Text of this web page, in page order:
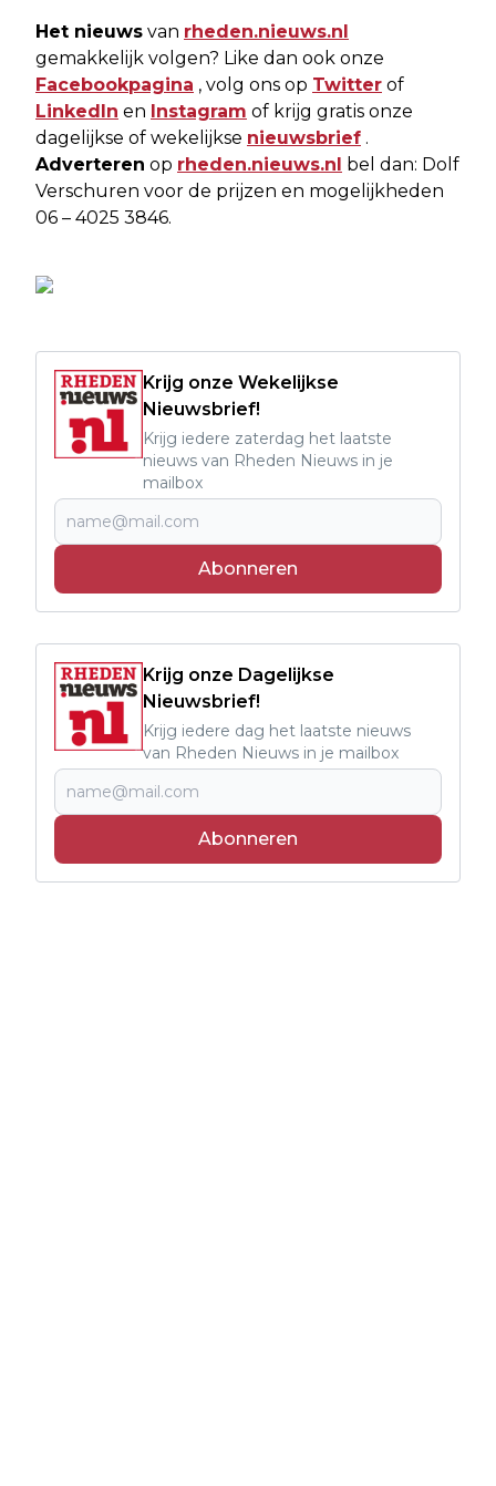
Het nieuws van rheden.nieuws.nl
gemakkelijk volgen? Like dan ook onze
Facebookpagina , volg ons op Twitter of
LinkedIn en Instagram of krijg gratis onze
dagelijkse of wekelijkse nieuwsbrief .
Adverteren op rheden.nieuws.nl bel dan: Dolf
Verschuren voor de prijzen en mogelijkheden
06 – 4025 3846.
Krijg onze Wekelijkse
Nieuwsbrief!
Krijg iedere zaterdag het laatste
nieuws van Rheden Nieuws in je
mailbox
Abonneren
Krijg onze Dagelijkse
Nieuwsbrief!
Krijg iedere dag het laatste nieuws
van Rheden Nieuws in je mailbox
Abonneren